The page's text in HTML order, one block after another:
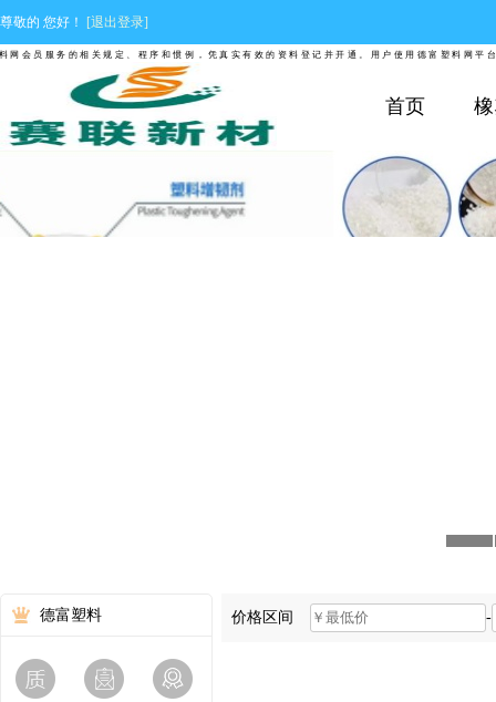
尊敬的 您好！ [退出登录]
务的相关规定、程序和惯例，凭真实有效的资料登记并开通。用户使用德富塑料网平台
首页
德富塑料 价格区间 -